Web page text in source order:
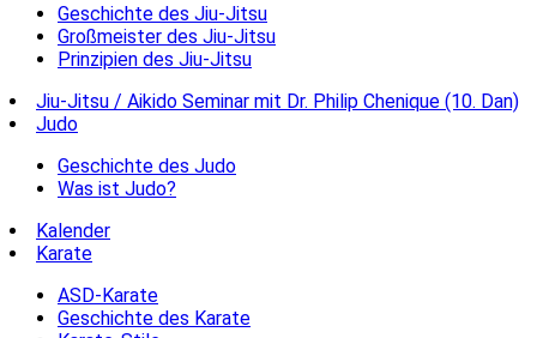
Geschichte des Jiu-Jitsu
Großmeister des Jiu-Jitsu
Prinzipien des Jiu-Jitsu
Jiu-Jitsu / Aikido Seminar mit Dr. Philip Chenique (10. Dan)
Judo
Geschichte des Judo
Was ist Judo?
Kalender
Karate
ASD-Karate
Geschichte des Karate